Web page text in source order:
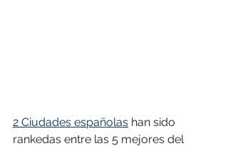
2 Ciudades españolas han sido
rankedas entre las 5 mejores del